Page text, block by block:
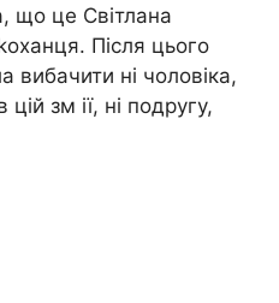
що це Світлана
Після цього
вибачити ні чоловіка,
зм ії, ні подругу,